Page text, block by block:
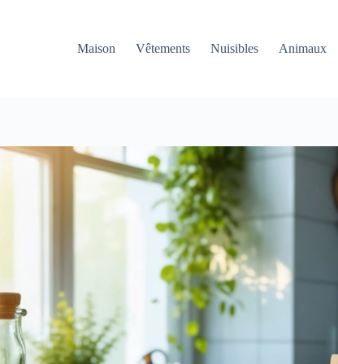
Maison
Vêtements Nuisibles Animaux